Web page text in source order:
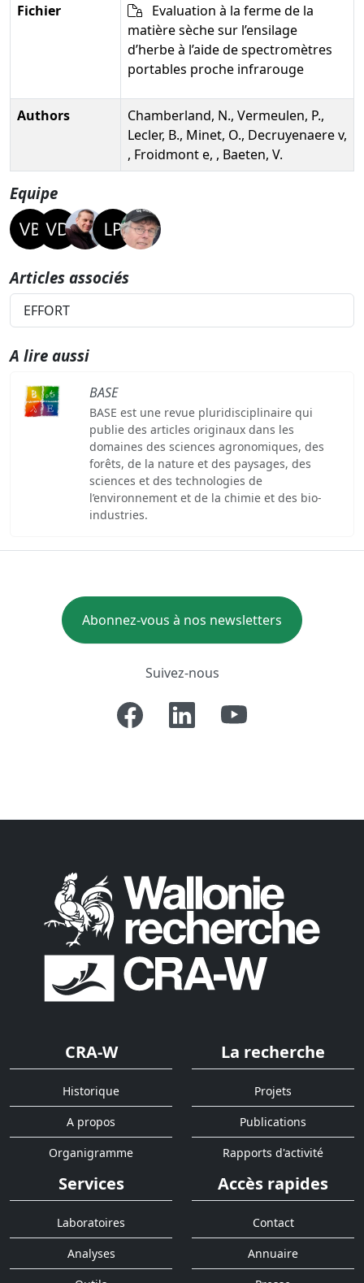
Fichier
Evaluation à la ferme de la
matière sèche sur l’ensilage
d’herbe à l’aide de spectromètres
portables proche infrarouge
Authors
Chamberland, N., Vermeulen, P.,
Lecler, B., Minet, O., Decruyenaere v,
, Froidmont e, , Baeten, V.
Equipe
Articles associés
EFFORT
A lire aussi
BASE
BASE est une revue pluridisciplinaire qui
publie des articles originaux dans les
domaines des sciences agronomiques, des
forêts, de la nature et des paysages, des
sciences et des technologies de
l’environnement et de la chimie et des bio-
industries.
Abonnez-vous à nos newsletters
Suivez-nous
CRA-W
Historique
A propos
Organigramme
La recherche
Projets
Publications
Rapports d'activité
Services
Laboratoires
Analyses
Accès rapides
Contact
Annuaire